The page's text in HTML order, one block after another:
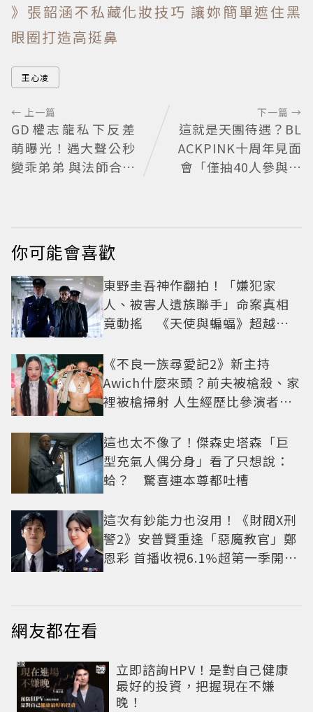
》張韶涵不私藏化妝技巧 讓妳簡單遮住黑
眼圈打造高挺鼻
王心凌
← 上一篇
GD權志龍私下反差
萌曝光！遇大聲公秒
變乖弟弟 與法師合照
下一篇 →
這就是天團待遇？BL
ACKPINK十周年見面
會「僅抽40人參與」
你可能會喜歡
東野圭吾神作翻拍！「嫌犯家
人、被害人遺族聯手」命案真相
竟動搖 《天使與蝙蝠》超越懸
《不良一族尋愛記2》新主持
Awich什麼來頭？前夫被槍殺、家
裡被槍掃射 人生經歷比參演者還
這也太不像了！傑森史塔森「巨
型充氣人偶分身」看了只想說：
蛤？ 驚喜連本尊都吐槽
這次有鈔能力也沒用！《財閥X刑
警2》安普賢重逢「惡魔教官」鄭
恩彩 首播收視6.1%超第一季開紅
網友都在看
立即諮詢HPV！是對自己健康
最好的投資，把握現在不嫌
晚！
PR